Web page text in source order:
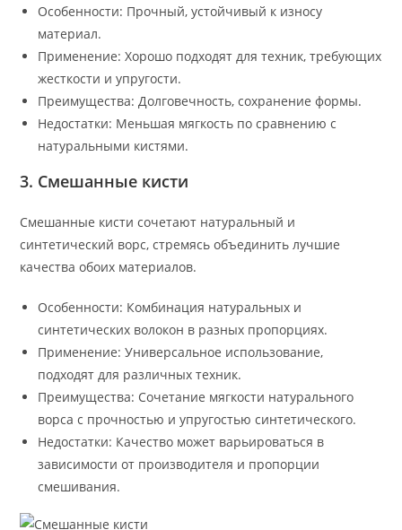
Особенности: Прочный, устойчивый к износу
материал.
Применение: Хорошо подходят для техник, требующих
жесткости и упругости.
Преимущества: Долговечность, сохранение формы.
Недостатки: Меньшая мягкость по сравнению с
натуральными кистями.
3. Смешанные кисти
Смешанные кисти сочетают натуральный и
синтетический ворс, стремясь объединить лучшие
качества обоих материалов.
Особенности: Комбинация натуральных и
синтетических волокон в разных пропорциях.
Применение: Универсальное использование,
подходят для различных техник.
Преимущества: Сочетание мягкости натурального
ворса с прочностью и упругостью синтетического.
Недостатки: Качество может варьироваться в
зависимости от производителя и пропорции
смешивания.